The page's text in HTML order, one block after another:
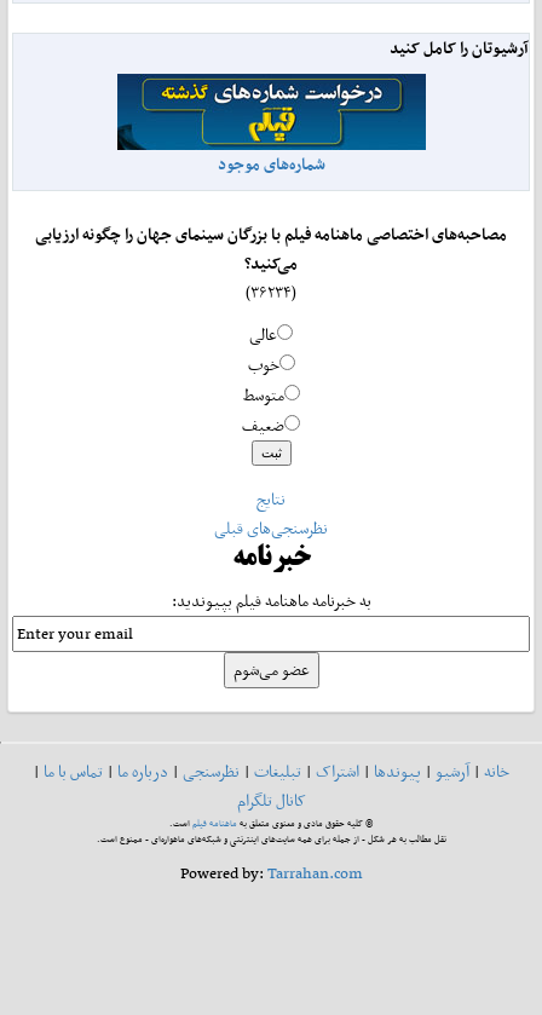
آرشیوتان را کامل کنید
شماره‌های موجود
مصاحبه‌های اختصاصی ماهنامه فیلم با بزرگان سینمای جهان را چگونه ارزیابی
می‌کنید؟
عالی
خوب
متوسط
ضعیف
نتایج
نظرسنجی‌های قبلی
خبرنامه
به خبرنامه ماهنامه فیلم بپیوندید:
خانه|آرشیو| پیوندها| اشتراک| تبلیغات| نظرسنجی| درباره ما| تماس با ما|
کانال تلگرام
© کلیه حقوق مادی و معنوی متعلق بهماهنامه فیلماست.
نقل مطالب به هر شکل - از جمله برای همه سایت‌های اینترنتی و شبکه‌های ماهواره‌ای - ممنوع است.
Powered by:Tarrahan.com